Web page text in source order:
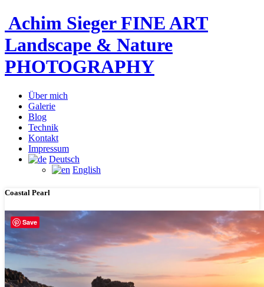
Achim Sieger FINE ART
Landscape & Nature
PHOTOGRAPHY
Über mich
Galerie
Blog
Technik
Kontakt
Impressum
Deutsch
English
Coastal Pearl
Save